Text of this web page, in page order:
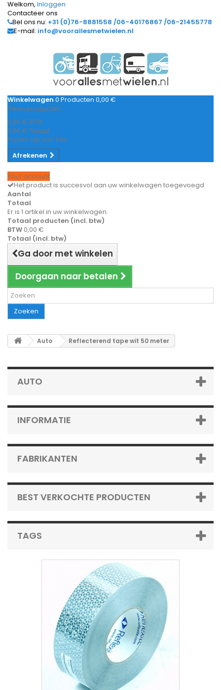
Welkom, Inloggen
Contacteer ons
Bel ons nu: +31 (0)76-8881558 /06-40176867 /06-21455778
E-mail: info@voorallesmetwielen.nl
Winkelwagen 0 Producten 0,00 €
Geen producten
0,00 € BTW
0,00 € Totaal
Prijzen zijn incl. btw
Afrekenen
Your account
Het product is succesvol aan uw winkelwagen toegevoegd
Aantal
Totaal
Er is 1 artikel in uw winkelwagen.
Totaal producten (incl. btw)
BTW 0,00 €
Totaal (incl. btw)
Ga door met winkelen
Doorgaan naar betalen
Zoeken
Auto Reflecterend tape wit 50 meter
AUTO
INFORMATIE
FABRIKANTEN
BEST VERKOCHTE PRODUCTEN
TAGS